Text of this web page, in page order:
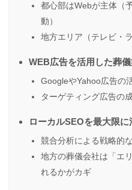
都心部はWebが主体（
動）
地方エリア（テレビ・
WEB広告を活用した葬
GoogleやYahoo広告の
ターゲティング広告の
ローカルSEOを最大限
競合分析による戦略的
地方の葬儀会社は「エ
れるかがカギ